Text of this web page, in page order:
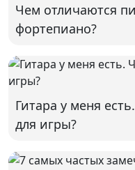
Чем отличаются
фортепиано?
Гитара у меня
для игры?